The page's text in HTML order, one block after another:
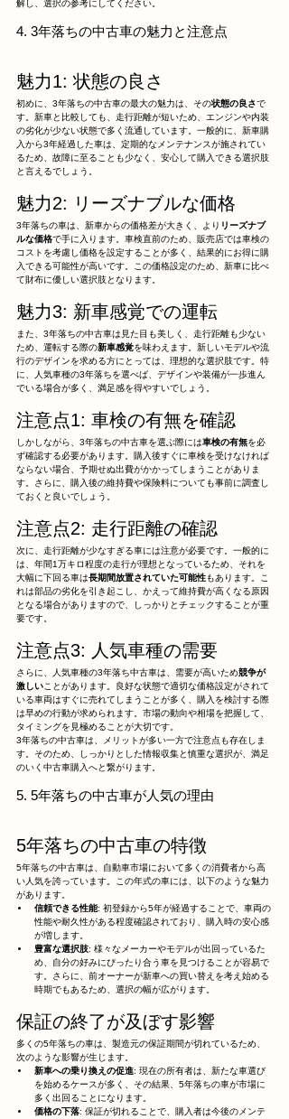
解し、選択の参考にしてください。
4. 3年落ちの中古車の魅力と注意点
魅力1: 状態の良さ
初めに、3年落ちの中古車の最大の魅力は、その状態の良さで
す。新車と比較しても、走行距離が短いため、エンジンや内装
の劣化が少ない状態で多く流通しています。一般的に、新車購
入から3年経過した車は、定期的なメンテナンスが施されてい
るため、故障に至ることも少なく、安心して購入できる選択肢
と言えるでしょう。
魅力2: リーズナブルな価格
3年落ちの車は、新車からの価格差が大きく、より リーズナブ
ルな価格で手に入ります。車検直前のため、販売店では車検の
コストを考慮し価格を設定することが多く、結果的にお得に購
入できる可能性が高いです。この価格設定のため、新車に比べ
て財布に優しい選択肢となります。
魅力3: 新車感覚での運転
また、3年落ちの中古車は見た目も美しく、走行距離も少ない
ため、運転する際の新車感覚を味わえます。新しいモデルや流
行のデザインを求める方にとっては、理想的な選択肢です。特
に、人気車種の3年落ちを選べば、デザインや装備が一歩進ん
でいる場合が多く、満足感を得やすいでしょう。
注意点1: 車検の有無を確認
しかしながら、3年落ちの中古車を選ぶ際には車検の有無を必
ず確認する必要があります。購入後すぐに車検を受けなければ
ならない場合、予期せぬ出費がかかってしまうことがありま
す。さらに、購入後の維持費や保険料についても事前に調査し
ておくと良いでしょう。
注意点2: 走行距離の確認
次に、走行距離が少なすぎる車には注意が必要です。一般的に
は、年間1万キロ程度の走行が理想となっているため、それを
大幅に下回る車は長期間放置されていた可能性もあります。こ
れは部品の劣化を引き起こし、かえって維持費が高くなる原因
となる場合がありますので、しっかりとチェックすることが重
要です。
注意点3: 人気車種の需要
さらに、人気車種の3年落ち中古車は、需要が高いため競争が
激しいことがあります。良好な状態で適切な価格設定がされて
いる車両はすぐに売れてしまうことが多く、購入を検討する際
は早めの行動が求められます。市場の動向や相場を把握して、
タイミングを見極めることが大切です。
3年落ちの中古車は、メリットが多い一方で注意点も存在しま
す。そのため、しっかりとした情報収集と慎重な選択が、満足
のいく中古車購入へと繋がります。
5. 5年落ちの中古車が人気の理由
5年落ちの中古車の特徴
5年落ちの中古車は、自動車市場において多くの消費者から高
い人気を誇っています。この年式の車には、以下のような魅力
があります。
信頼できる性能: 初登録から5年が経過することで、車両の
性能や耐久性がある程度確認されており、購入時の安心感
が増します。
豊富な選択肢: 様々なメーカーやモデルが出回っているた
め、自分の好みにぴったり合う車を見つけることが容易で
す。さらに、前オーナーが新車への買い替えを考え始める
時期でもあるため、選択の幅が広がります。
保証の終了が及ぼす影響
多くの5年落ちの車は、製造元の保証期間が切れているため、
次のような影響が生じます。
新車への乗り換えの促進: 現在の所有者は、新たな車選び
を始めるケースが多く、その結果、5年落ちの車が市場に
多く出回ることになります。
価格の下落: 保証が切れることで、購入者は今後のメンテ